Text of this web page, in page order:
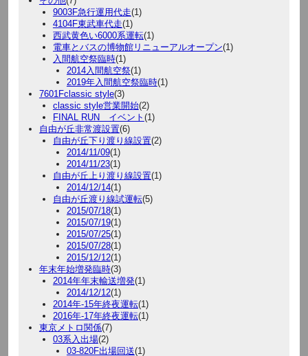
9003F急行運用代走(1)
4104F東武車代走(1)
西武黄色い6000系運転(1)
電車とバスの博物館リニューアルオープン(1)
入間航空祭臨時(1)
2014入間航空祭(1)
2019年入間航空祭臨時(1)
7601Fclassic style(3)
classic style営業開始(2)
FINAL RUN イベント (1)
自由が丘非常渡設置(6)
自由が丘下り渡り線設置(2)
2014/11/09(1)
2014/11/23(1)
自由が丘上り渡り線設置(1)
2014/12/14(1)
自由が丘渡り線試運転(5)
2015/07/18(1)
2015/07/19(1)
2015/07/25(1)
2015/07/28(1)
2015/12/12(1)
年末年始増発臨時(3)
2014年年末輸送増発(1)
2014/12/12(1)
2014年-15年終夜運転(1)
2016年-17年終夜運転(1)
東京メトロ関係(7)
03系入出場(2)
03-820F出場回送(1)